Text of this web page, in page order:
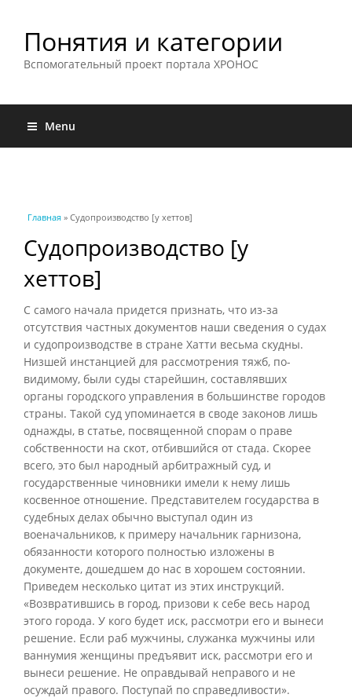
Понятия и категории
Вспомогательный проект портала ХРОНОС
Menu
Вы здесь
Главная » Судопроизводство [у хеттов]
Судопроизводство [у
хеттов]
С самого начала придется признать, что из-за
отсутствия частных документов наши сведения о судах
и судопроизводстве в стране Хатти весьма скудны.
Низшей инстанцией для рассмотрения тяжб, по-
видимому, были суды старейшин, составлявших
органы городского управления в большинстве городов
страны. Такой суд упоминается в своде законов лишь
однажды, в статье, посвященной спорам о праве
собственности на скот, отбившийся от стада. Скорее
всего, это был народный арбитражный суд, и
государственные чиновники имели к нему лишь
косвенное отношение. Представителем государства в
судебных делах обычно выступал один из
военачальников, к примеру начальник гарнизона,
обязанности которого полностью изложены в
документе, дошедшем до нас в хорошем состоянии.
Приведем несколько цитат из этих инструкций.
«Возвратившись в город, призови к себе весь народ
этого города. У кого будет иск, рассмотри его и вынеси
решение. Если раб мужчины, служанка мужчины или
ваннумия женщины предъявит иск, рассмотри его и
вынеси решение. Не оправдывай неправого и не
осуждай правого. Поступай по справедливости».